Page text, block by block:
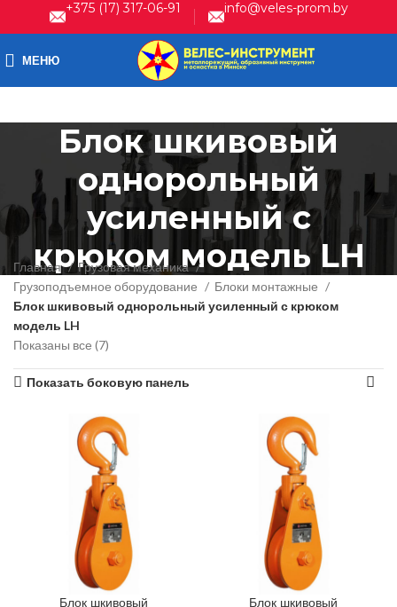
+375 (17) 317-06-91 info@veles-prom.by
МЕНЮ
Блок шкивовый
однорольный
усиленный с
крюком модель LH
Главная
Грузовая механика
Грузоподъемное оборудование
Блоки монтажные
Блок шкивовый однорольный усиленный с крюком
модель LH
Показаны все (7)
Показать боковую панель
Блок шкивовый
Блок шкивовый